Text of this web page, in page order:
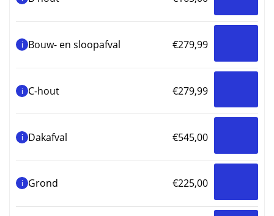
€545,00
i Bouw- en sloopafval €279,99
i C-hout €279,99
i Dakafval €545,00
i Grond €225,00